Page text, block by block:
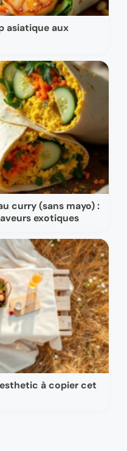
asiatique aux
curry (sans mayo) :
exotiques
à copier cet